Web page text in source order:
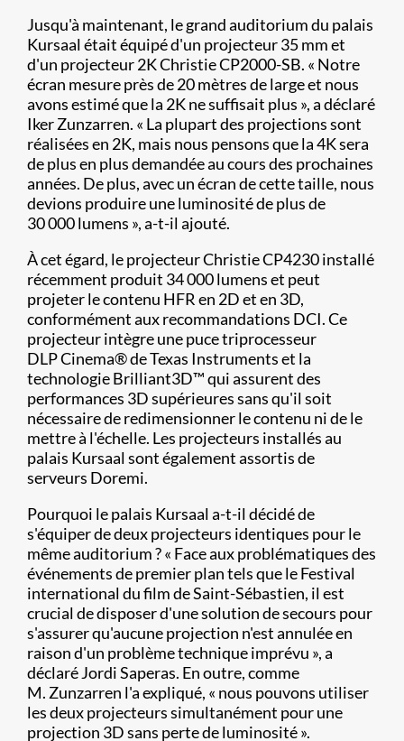
Jusqu'à maintenant, le grand auditorium du palais
Kursaal était équipé d'un projecteur 35 mm et
d'un projecteur 2K Christie CP2000-SB. « Notre
écran mesure près de 20 mètres de large et nous
avons estimé que la 2K ne suffisait plus », a déclaré
Iker Zunzarren. « La plupart des projections sont
réalisées en 2K, mais nous pensons que la 4K sera
de plus en plus demandée au cours des prochaines
années. De plus, avec un écran de cette taille, nous
devions produire une luminosité de plus de
30 000 lumens », a-t-il ajouté.
À cet égard, le projecteur Christie CP4230 installé
récemment produit 34 000 lumens et peut
projeter le contenu HFR en 2D et en 3D,
conformément aux recommandations DCI. Ce
projecteur intègre une puce triprocesseur
DLP Cinema®de Texas Instruments et la
technologie Brilliant3D™ qui assurent des
performances 3D supérieures sans qu'il soit
nécessaire de redimensionner le contenu ni de le
mettre à l'échelle. Les projecteurs installés au
palais Kursaal sont également assortis de
serveurs Doremi.
Pourquoi le palais Kursaal a-t-il décidé de
s'équiper de deux projecteurs identiques pour le
même auditorium ? « Face aux problématiques des
événements de premier plan tels que le Festival
international du film de Saint-Sébastien, il est
crucial de disposer d'une solution de secours pour
s'assurer qu'aucune projection n'est annulée en
raison d'un problème technique imprévu », a
déclaré Jordi Saperas. En outre, comme
M. Zunzarren l'a expliqué, « nous pouvons utiliser
les deux projecteurs simultanément pour une
projection 3D sans perte de luminosité ».